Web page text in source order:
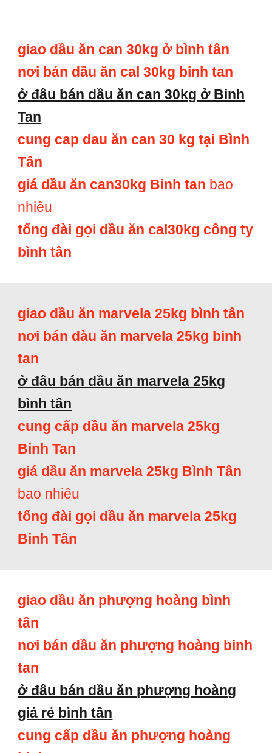
giao dầu ăn can 30kg ở bình tân
nơi bán dầu ăn cal 30kg binh tan
ở đâu bán dầu ăn can 30kg ở Binh
Tan
cung cap dau ăn can 30 kg tại Bình
Tân
giá dầu ăn can30kg Binh tan bao
nhiêu
tổng đài gọi dầu ăn cal30kg công ty
bình tân
giao dầu ăn marvela 25kg bình tân
nơi bán dàu ăn marvela 25kg binh
tan
ở đâu bán dầu ăn marvela 25kg
bình tân
cung cấp dầu ăn marvela 25kg
Binh Tan
giá dầu ăn marvela 25kg Bình Tân
bao nhiêu
tổng đài gọi dầu ăn marvela 25kg
Binh Tân
giao dầu ăn phượng hoàng bình
tân
nơi bán dầu ăn phượng hoàng binh
tan
ở đâu bán dầu ăn phượng hoàng
giá rẻ bình tân
cung cấp dầu ăn phượng hoàng